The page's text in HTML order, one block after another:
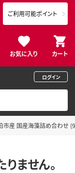
お気に入り カート
ご利用可能ポイント
ログイン
市産 国産海藻詰め合わせ (9
ません。